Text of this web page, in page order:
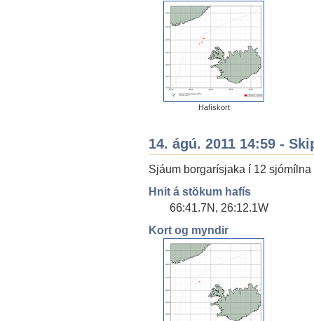
Hafískort
14. ágú. 2011 14:59 -
Sjáum borgarísjaka í 12
Hnit á stökum hafís
66:41.7N, 26:12.1W
Kort og myndir